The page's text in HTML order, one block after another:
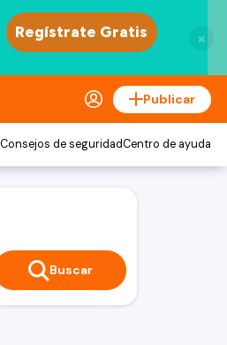
×
Publicar
Consejos de seguridadCentro de ayuda
Buscar